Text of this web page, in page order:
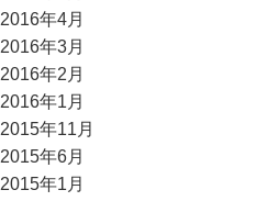
2016年4月
2016年3月
2016年2月
2016年1月
2015年11月
2015年6月
2015年1月